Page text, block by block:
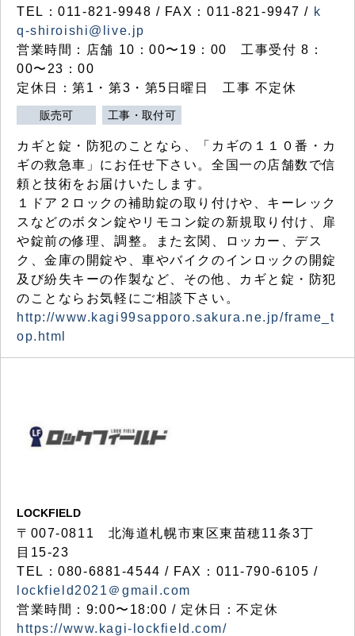
TEL：011-821-9948 / FAX：011-821-9947 / k
q-shiroishi@live.jp
営業時間：店舗 10：00〜19：00 工事受付 8：
00〜23：00
定休日：第1・第3・第5日曜日 工事 不定休
販売可 工事・取付可
カギと錠・防犯のことなら、「カギの１１０番・カ
ギの救急車」にお任せ下さい。全国一の店舗数で信
頼と技術をお届けいたします。
１ドア２ロックの補助錠の取り付けや、キーレック
スなどのボタン錠やリモコン錠の新規取り付け、扉
や錠前の修理、調整。また玄関、ロッカー、デス
ク、金庫の開錠や、車やバイクのインロックの開錠
及び紛失キーの作製など、その他、カギと錠・防犯
のことならお気軽にご相談下さい。
http://www.kagi99sapporo.sakura.ne.jp/frame_t
op.html
LOCKFIELD
〒007-0811 北海道札幌市東区東苗穂11条3丁
目15-23
TEL：080-6881-4544 / FAX：011-790-6105 /
lockfield2021＠gmail.com
営業時間：9:00〜18:00 / 定休日：不定休
https://www.kagi-lockfield.com/